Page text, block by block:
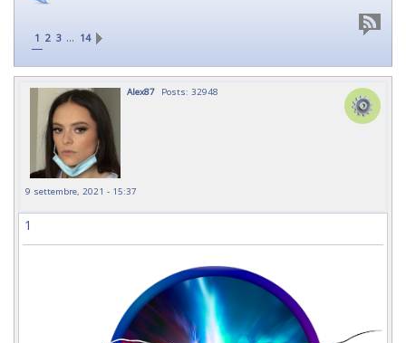
1 2 3 … 14
Alex87 Posts: 32948
9 settembre, 2021 - 15:37
1